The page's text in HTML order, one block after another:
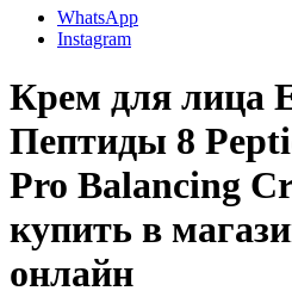
WhatsApp
Instagram
Крем для лица
Пептиды 8
Pro Balancing
купить в
онлайн